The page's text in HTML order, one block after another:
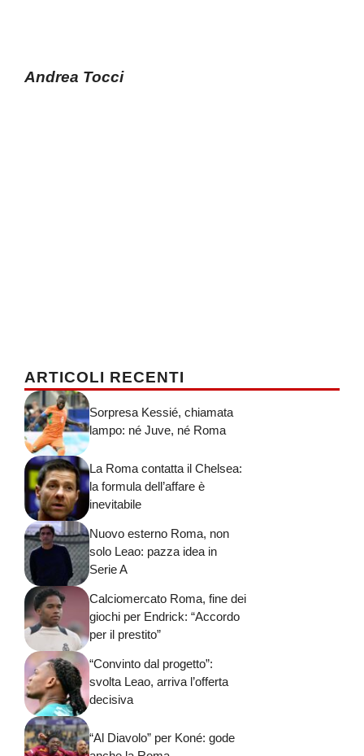
Andrea Tocci
ARTICOLI RECENTI
Sorpresa Kessié, chiamata
lampo: né Juve, né Roma
La Roma contatta il Chelsea:
la formula dell’affare è
inevitabile
Nuovo esterno Roma, non
solo Leao: pazza idea in
Serie A
Calciomercato Roma, fine dei
giochi per Endrick: “Accordo
per il prestito”
“Convinto dal progetto”:
svolta Leao, arriva l’offerta
decisiva
“Al Diavolo” per Koné: gode